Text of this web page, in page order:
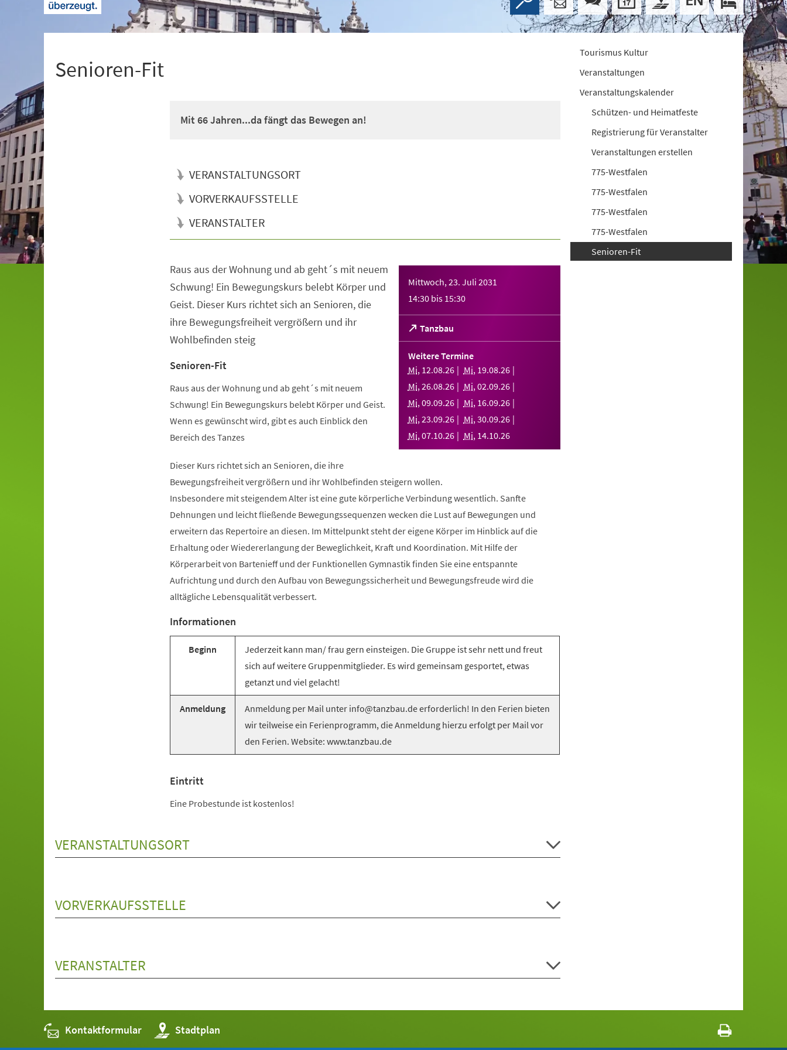
Senioren-Fit
Mit 66 Jahren...da fängt das Bewegen an!
VERANSTALTUNGSORT
VORVERKAUFSSTELLE
VERANSTALTER
Mittwoch, 23. Juli 2031
14:30 bis 15:30
Tanzbau
(Öffnet
in
einem
neuen
Tab)
Weitere Termine
Mi, 12.08.26 Mi, 19.08.26
Mi,26.08.26 Mi,02.09.26
Mi,09.09.26 Mi, 16.09.26
Mi,23.09.26 Mi,30.09.26
Mi,07.10.26 Mi, 14.10.26
Raus aus der Wohnung und ab geht´s mit neuem
Schwung! Ein Bewegungskurs belebt Körper und
Geist. Dieser Kurs richtet sich an Senioren, die
ihre Bewegungsfreiheit vergrößern und ihr
Wohlbefinden steig
Senioren-Fit
Raus aus der Wohnung und ab geht´s mit neuem
Schwung! Ein Bewegungskurs belebt Körper und Geist.
Wenn es gewünscht wird, gibt es auch Einblick den
Bereich des Tanzes
Dieser Kurs richtet sich an Senioren, die ihre
Bewegungsfreiheit vergrößern und ihr Wohlbefinden steigern wollen.
Insbesondere mit steigendem Alter ist eine gute körperliche Verbindung wesentlich. Sanfte
Dehnungen und leicht fließende Bewegungssequenzen wecken die Lust auf Bewegungen und
erweitern das Repertoire an diesen. Im Mittelpunkt steht der eigene Körper im Hinblick auf die
Erhaltung oder Wiedererlangung der Beweglichkeit, Kraft und Koordination. Mit Hilfe der
Körperarbeit von Bartenieff und der Funktionellen Gymnastik finden Sie eine entspannte
Aufrichtung und durch den Aufbau von Bewegungssicherheit und Bewegungsfreude wird die
alltägliche Lebensqualität verbessert.
Informationen
Beginn
Jederzeit kann man/ frau gern einsteigen. Die Gruppe ist sehr nett und freut
sich auf weitere Gruppenmitglieder. Es wird gemeinsam gesportet, etwas
getanzt und viel gelacht!
Anmeldung
Anmeldung per Mail unter info@tanzbau.de erforderlich! In den Ferien bieten
wir teilweise ein Ferienprogramm, die Anmeldung hierzu erfolgt per Mail vor
den Ferien. Website: www.tanzbau.de
Eintritt
Eine Probestunde ist kostenlos!
VERANSTALTUNGSORT
VORVERKAUFSSTELLE
VERANSTALTER
Tourismus Kultur
Veranstaltungen
Veranstaltungskalender
Schützen- und Heimatfeste
Registrierung für Veranstalter
Veranstaltungen erstellen
775-Westfalen
775-Westfalen
775-Westfalen
775-Westfalen
Senioren-Fit
Kontaktformular Stadtplan
(Öffnet
in